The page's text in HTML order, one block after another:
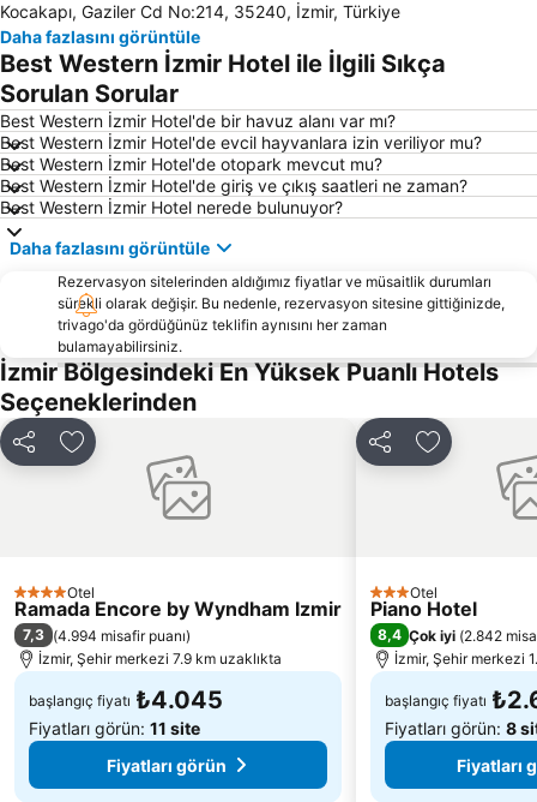
Çiğli Tren Garı
Urla İskelesi
Buca Arena
Aqua Fantasy
Bostanlı İskelesi
Basmane
İzmir Fuar Merkezi
Yeni Foça Halk Plajı
Akarca Plajı
Büyük Akkum Plajı
İnciraltı
Karabağlar
İzmir Otobüs Terminali
Basmane Tren Garı
Kemeraltı
Gümüldür Halk Plajı
Çukuraltı Halk Plajı
Ege Üniversitesi Tıp Fakültesi
Fahrettin Altay Metro İstasyonu
Alsancak İskelesi
Menemen
Göztepe İskelesi
Doğanbey Havacılar Sitesi Önü
Göztepe Metro İstasyonu
Ege Üniversitesi Metro İstasyonu
Club Yali Castle Aquapark
Pasaport Vapur İskelesi
14 Evler Halk Plajı
Poligon Metro İstasyonu
İzmir Atatürk Stadı
Kocakapı, Gaziler Cd No:214, 35240, İzmir, Türkiye
Daha fazlasını görüntüle
Best Western İzmir Hotel ile İlgili Sıkça
Sorulan Sorular
Best Western İzmir Hotel'de bir havuz alanı var mı?
Best Western İzmir Hotel'de evcil hayvanlara izin veriliyor mu?
Best Western İzmir Hotel'de otopark mevcut mu?
Best Western İzmir Hotel'de giriş ve çıkış saatleri ne zaman?
Best Western İzmir Hotel nerede bulunuyor?
Daha fazlasını görüntüle
Rezervasyon sitelerinden aldığımız fiyatlar ve müsaitlik durumları
sürekli olarak değişir. Bu nedenle, rezervasyon sitesine gittiğinizde,
trivago'da gördüğünüz teklifin aynısını her zaman
bulamayabilirsiniz.
İzmir Bölgesindeki En Yüksek Puanlı Hotels
Seçeneklerinden
Paylaş Favorilerime ekle
4 YıldızOtel
Ramada Encore by Wyndham Izmir
7,3 (4.994 misafir puanı)
İzmir, Şehir merkezi 7.9 km uzaklıkta
başlangıç fiyatı ₺4.045
Fiyatları görün: 11 site
Fiyatları görün
Paylaş
3 YıldızOtel
Piano Hotel
8,4 Çok iyi (2.842
İzmir, Şehir merkezi
başlangıç fiyatı
Fiyatları görün: 8
Fiyatları